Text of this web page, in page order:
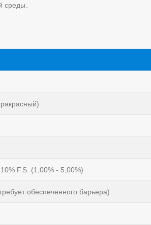
среды.
F.S. (1,00% - 5,00%)
обеспеченного барьера)